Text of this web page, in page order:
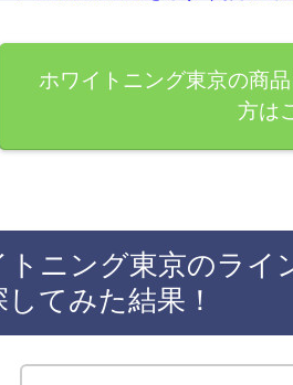
ホワイトニング東京の商
方は
トニング東京のライ
てみた結果！